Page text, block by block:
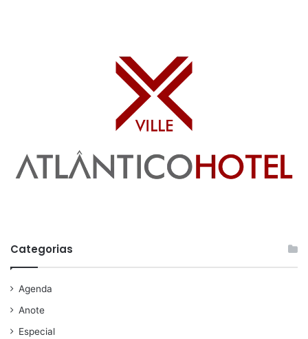
Categorias
Agenda
Anote
Especial